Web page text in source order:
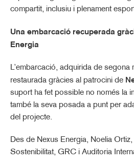
compartit, inclusiu i plenament
Una embarcació recuperada
Energia
L’embarcació, adquirida de segona
restaurada gràcies al patrocini de
suport ha fet possible no només la
també la seva posada a punt per
del projecte.
Des de Nexus Energia, Noelia
Sostenibilitat, GRC i Auditoria